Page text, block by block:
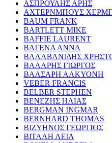
ΑΣΠΡΟΥΛΗΣ ΑΡΗΣ
ΑΧΤΕΡΝΜΠΟΥΣ
BAUM FRANK
BARTLETT MIKE
BAFFIE LAURENT
ΒΑΓΕΝΑ ΑΝΝΑ
ΒΑΛΑΒΑΝΙΔΗΣ
ΒΑΛΑΡΗΣ ΓΙΩΡΓΟΣ
ΒΑΛΣΑΡΗ ΑΛΚΥΟΝΗ
VEBER FRANCIS
BELBER STEPHEN
ΒΕΝΕΖΗΣ ΗΛΙΑΣ
BERGMAN INGMAR
BERNHARD THOMAS
ΒΙΖΥΗΝΟΣ ΓΕΩΡΓΙΟΣ
ΒΙΤΑΛΗ ΛΕΙΑ